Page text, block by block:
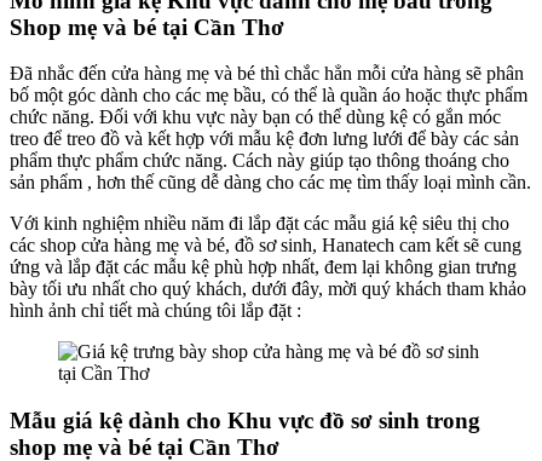
Shop mẹ và bé tại Cần Thơ
Đã nhắc đến cửa hàng mẹ và bé thì chắc hẳn mỗi cửa hàng sẽ phân
bố một góc dành cho các mẹ bầu, có thể là quần áo hoặc thực phẩm
chức năng. Đối với khu vực này bạn có thể dùng kệ có gắn móc
treo để treo đồ và kết hợp với mẫu kệ đơn lưng lưới để bày các sản
phẩm thực phẩm chức năng. Cách này giúp tạo thông thoáng cho
sản phẩm , hơn thế cũng dễ dàng cho các mẹ tìm thấy loại mình cần.
Với kinh nghiệm nhiều năm đi lắp đặt các mẫu giá kệ siêu thị cho
các shop cửa hàng mẹ và bé, đồ sơ sinh, Hanatech cam kết sẽ cung
ứng và lắp đặt các mẫu kệ phù hợp nhất, đem lại không gian trưng
bày tối ưu nhất cho quý khách, dưới đây, mời quý khách tham khảo
hình ảnh chỉ tiết mà chúng tôi lắp đặt :
Mẫu giá kệ dành cho Khu vực đồ sơ sinh trong
shop mẹ và bé tại Cần Thơ